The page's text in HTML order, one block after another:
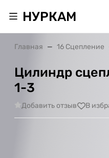
НУРКАМ
Главная 16 Сцепление
Цилиндр
1-3
Добавить отзыв В